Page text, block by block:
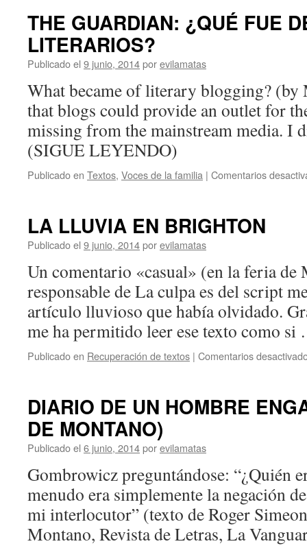
THE GUARDIAN: ¿QUÉ FUE
LITERARIOS?
Publicado el 9 junio, 2014porevilamatas
What became of literary blogging?
that blogs could provide an outlet for
missing from the mainstream media. I
(SIGUE LEYENDO)
Publicado en Textos, Voces de la familia | Comentarios
LA LLUVIA EN BRIGHTON
Publicado el 9 junio, 2014porevilamatas
Un comentario «casual» (en la feria de
responsable de La culpa es del script
artículo lluvioso que había olvidado.
me ha permitido leer ese texto como
Publicado en Recuperación de textos | Comentarios
DIARIO DE UN HOMBRE
DE MONTANO)
Publicado el 6 junio, 2014porevilamatas
Gombrowicz preguntándose: “¿Quién
menudo era simplemente la negación
mi interlocutor” (texto de Roger
Montano, Revista de Letras, La